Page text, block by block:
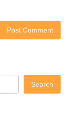
Search